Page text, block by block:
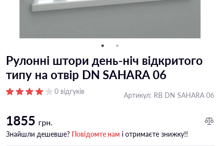
Рулонні штори день-ніч відкритого
типу на отвір DN SAHARA 06
0 відгуків Артикул: RB DN SAHARA 06
1855 грн.
Знайшли дешевше? Повідомте нам і отримаєте знижку!!